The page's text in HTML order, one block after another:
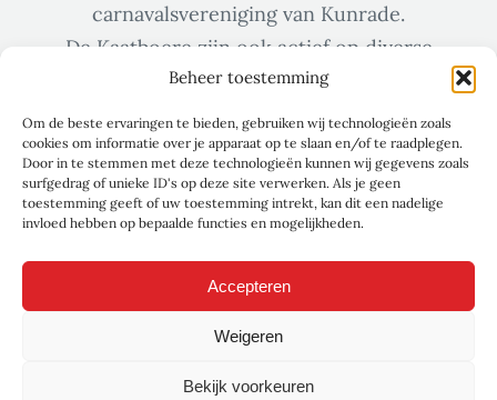
Beheer toestemming
Om de beste ervaringen te bieden, gebruiken wij technologieën zoals
cookies om informatie over je apparaat op te slaan en/of te raadplegen.
Door in te stemmen met deze technologieën kunnen wij gegevens zoals
surfgedrag of unieke ID's op deze site verwerken. Als je geen
toestemming geeft of uw toestemming intrekt, kan dit een nadelige
invloed hebben op bepaalde functies en mogelijkheden.
Accepteren
Weigeren
Bekijk voorkeuren
carnavalsvereniging van Kunrade.
De Kaatboere zijn ook actief op diverse
sociale media zoals Facebook & Instagram.